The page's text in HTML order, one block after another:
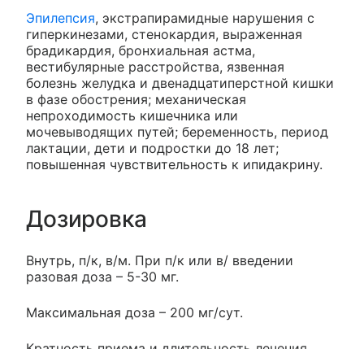
Эпилепсия, экстрапирамидные нарушения с
гиперкинезами, стенокардия, выраженная
брадикардия, бронхиальная астма,
вестибулярные расстройства, язвенная
болезнь желудка и двенадцатиперстной кишки
в фазе обострения; механическая
непроходимость кишечника или
мочевыводящих путей; беременность, период
лактации, дети и подростки до 18 лет;
повышенная чувствительность к ипидакрину.
Дозировка
Внутрь, п/к, в/м. При п/к или в/ введении
разовая доза – 5-30 мг.
Максимальная доза – 200 мг/сут.